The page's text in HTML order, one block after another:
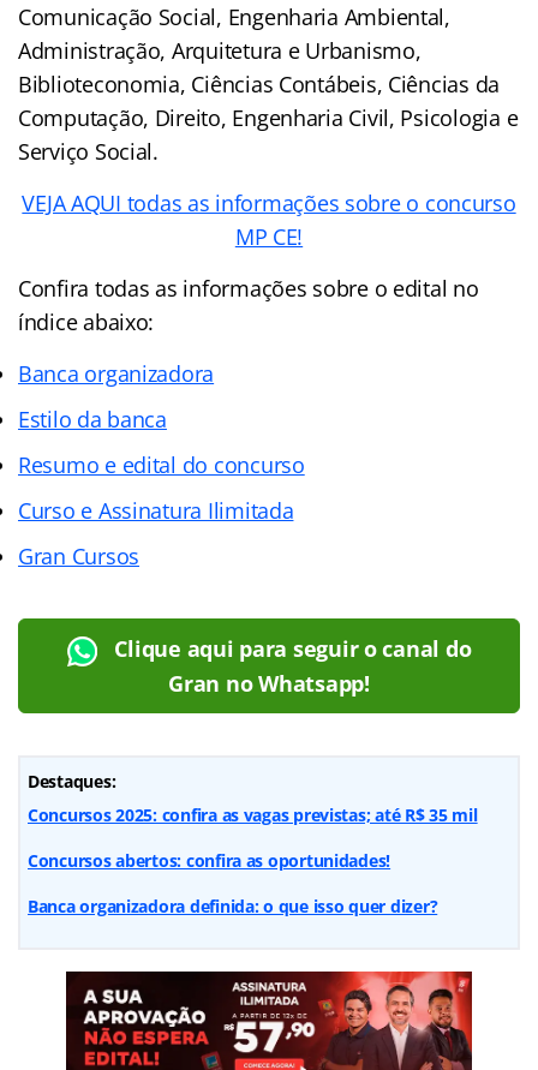
Comunicação Social, Engenharia Ambiental,
Administração, Arquitetura e Urbanismo,
Biblioteconomia, Ciências Contábeis, Ciências da
Computação, Direito, Engenharia Civil, Psicologia e
Serviço Social.
VEJA AQUI todas as informações sobre o concurso
MP CE!
Confira todas as informações sobre o edital no
índice abaixo:
Banca organizadora
Estilo da banca
Resumo e edital do concurso
Curso e Assinatura Ilimitada
Gran Cursos
Clique aqui para seguir o canal do
Gran no Whatsapp!
Destaques:
Concursos 2025: confira as vagas previstas; até R$ 35 mil
Concursos abertos: confira as oportunidades!
Banca organizadora definida: o que isso quer dizer?